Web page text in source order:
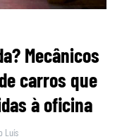
Mecânicos
carros que
à oficina
Luís